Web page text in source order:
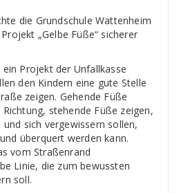
die Grundschule Wattenheim
„Gelbe Füße“ sicherer
ein Projekt der Unfallkasse
den Kindern eine gute Stelle
zeigen. Gehende Füße
stehende Füße zeigen,
sich vergewissern sollen,
überquert werden kann.
vom Straßenrand
Linie, die zum bewussten
soll.